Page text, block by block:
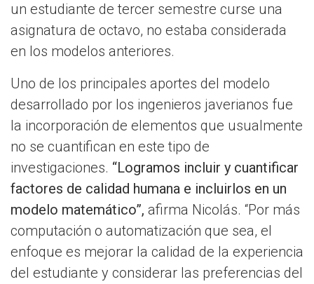
un estudiante de tercer semestre curse una
asignatura de octavo, no estaba considerada
en los modelos anteriores.
Uno de los principales aportes del modelo
desarrollado por los ingenieros javerianos fue
la incorporación de elementos que usualmente
no se cuantifican en este tipo de
investigaciones. “Logramos incluir y cuantificar
factores de calidad humana e incluirlos en un
modelo matemático”, afirma Nicolás. “Por más
computación o automatización que sea, el
enfoque es mejorar la calidad de la experiencia
del estudiante y considerar las preferencias del